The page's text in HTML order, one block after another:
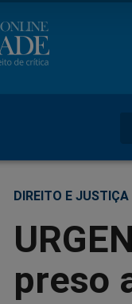
DIREITO E JUSTIÇA
preso